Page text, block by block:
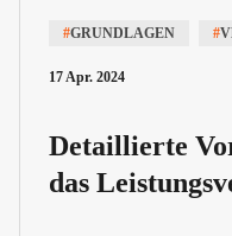
#GRUNDLAGEN #
17 Apr. 2024
Detaillierte
das